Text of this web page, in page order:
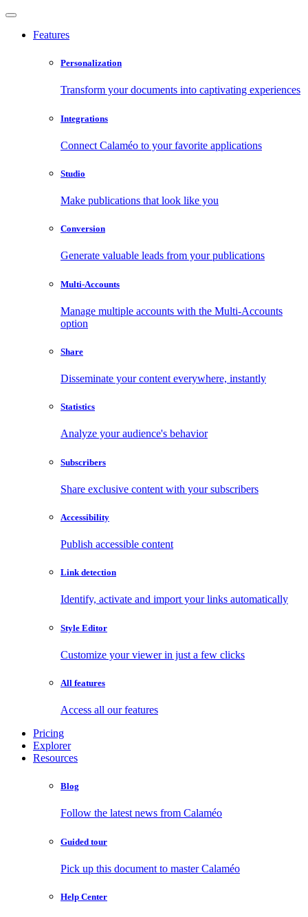
Features
Personalization
Transform your documents into captivating experiences
Integrations
Connect Calaméo to your favorite applications
Studio
Make publications that look like you
Conversion
Generate valuable leads from your publications
Multi-Accounts
Manage multiple accounts with the Multi-Accounts
option
Share
Disseminate your content everywhere, instantly
Statistics
Analyze your audience's behavior
Subscribers
Share exclusive content with your subscribers
Accessibility
Publish accessible content
Link detection
Identify, activate and import your links automatically
Style Editor
Customize your viewer in just a few clicks
All features
Access all our features
Pricing
Explorer
Resources
Blog
Follow the latest news from Calaméo
Guided tour
Pick up this document to master Calaméo
Help Center